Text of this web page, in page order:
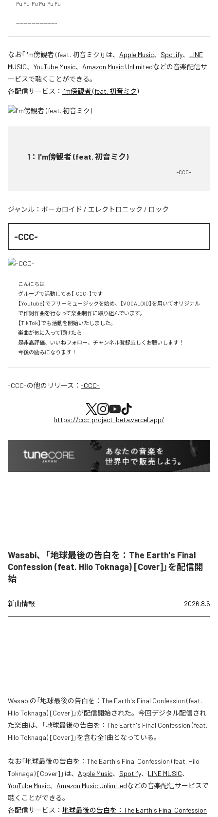
Pu Pu  Pu Pu  Pu Pu
---------------------
なお「I'm傍観者 (feat. 初音ミク)」は、 Apple Music、 Spotify、 LINE
MUSIC、 YouTube Music、 Amazon Music Unlimitedなどの音楽配信サ
ービスで聴くことができる。
各配信サービス： I'm傍観者 (feat. 初音ミク)
1 ： I'm傍観者 (feat. 初音ミク)
-CCC-
ジャンル： ボーカロイド / エレクトロニック / ロック
-CCC-
こんにちは
グループで活動してる【-CCC- 】です
【Youtube】でフリーミュージックを始め、【VOCALOID】を用いてオリジナル
で作詞作曲を行なって楽曲制作に取り組んでいます。
【TikTok】でも活動を開始いたしました。
楽曲が気に入って頂けたら
是非高評価、いいねフォロー、チャンネル登録宜しくお願いします！
今後の励みになります！
-CCC-の他のリリース： -CCC-
https://ccc-project-beta.vercel.app/
Wasabi、「地球最後の告白を：The Earth's Final
Confession (feat. Hilo Toknaga) [Cover]」を配信開
始
新曲情報 2026.8.6
Wasabiの「地球最後の告白を：The Earth's Final Confession (feat.
Hilo Toknaga) [Cover]」が配信開始された。今回デジタル配信され
た楽曲は、「地球最後の告白を：The Earth's Final Confession (feat.
Hilo Toknaga) [Cover]」を含む全1曲となっている。
なお「地球最後の告白を：The Earth's Final Confession (feat. Hilo
Toknaga) [Cover] 」は、 Apple Music、 Spotify、 LINE MUSIC、
YouTube Music、 Amazon Music Unlimitedなどの音楽配信サービスで
聴くことができる。
各配信サービス： 地球最後の告白を：The Earth's Final Confession